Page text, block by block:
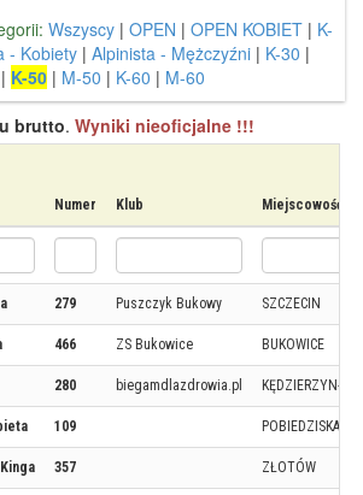
Wszyscy | OPEN | OPEN KOBIET | K-
- Kobiety | Alpinista - Mężczyźni | K-30 |
| K-50 | M-50 | K-60 | M-60
brutto. Wyniki nieoficjalne !!!
Numer Klub Miejscowość
279 Puszczyk Bukowy SZCZECIN
466 ZS Bukowice BUKOWICE
280 biegamdlazdrowia.pl KĘDZIERZYN-
109 POBIEDZISKA
357 ZŁOTÓW